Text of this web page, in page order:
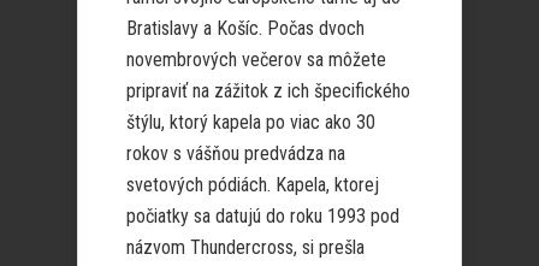
Bratislavy a Košíc. Počas dvoch
novembrových večerov sa môžete
pripraviť na zážitok z ich špecifického
štýlu, ktorý kapela po viac ako 30
rokov s vášňou predvádza na
svetových pódiách. Kapela, ktorej
počiatky sa datujú do roku 1993 pod
názvom Thundercross, si prešla